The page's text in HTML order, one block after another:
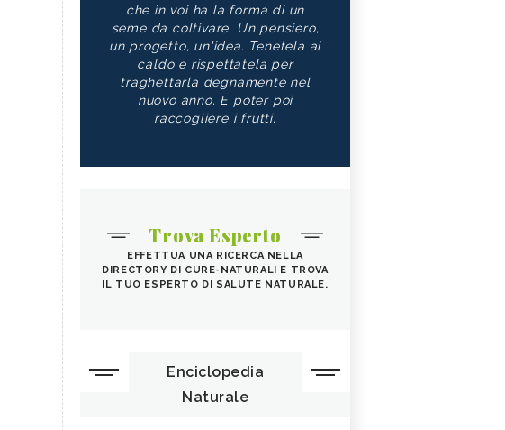
che in voi ha la forma di un
seme da coltivare. Un pensiero,
un progetto, un'idea. Tenetela al
caldo e rispettatela per
traghettarla degnamente nel
nuovo anno. E poter poi
raccogliere i frutti.
Trova Esperto
EFFETTUA UNA RICERCA NELLA
DIRECTORY DI CURE-NATURALI E TROVA
IL TUO ESPERTO DI SALUTE NATURALE.
Enciclopedia
Naturale